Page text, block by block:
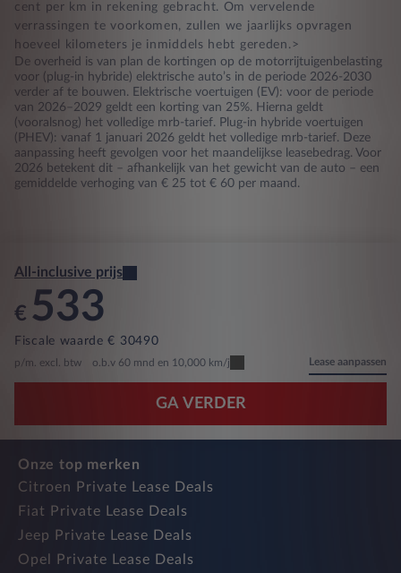
cent per km in rekening gebracht. Om vervelende
verrassingen te voorkomen, zullen we jaarlijks opvragen
hoeveel kilometers je inmiddels hebt gereden.>
De overheid is van plan de kortingen op de motorrijtuigenbelasting
voor (plug-in hybride) elektrische auto’s in de periode 2026-2030
verder af te bouwen. Elektrische voertuigen (EV): voor de periode
van 2026–2029 geldt een korting van 25%. Hierna geldt
(vooralsnog) het volledige mrb-tarief. Plug-in hybride voertuigen
(PHEV): vanaf 1 januari 2026 geldt het volledige mrb-tarief. Deze
aanpassing heeft gevolgen voor het maandelijkse leasebedrag. Voor
2026 betekent dit – afhankelijk van het gewicht van de auto – een
gemiddelde verhoging van € 25 tot € 60 per maand.
All-inclusive prijs
€ 533
Fiscale waarde € 30490
p/m. excl. btw o.b.v 60 mnd en 10,000 km/j Lease aanpassen
GA VERDER
Onze top merken
Citroen Private Lease Deals
Fiat Private Lease Deals
Jeep Private Lease Deals
Opel Private Lease Deals